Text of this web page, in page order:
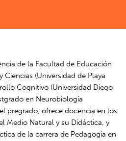
de la Facultad de Educación
Ciencias (Universidad de Playa
Cognitivo (Universidad Diego
en Neurobiología
pregrado, ofrece docencia en los
Medio Natural y su Didáctica, y
de la carrera de Pedagogía en